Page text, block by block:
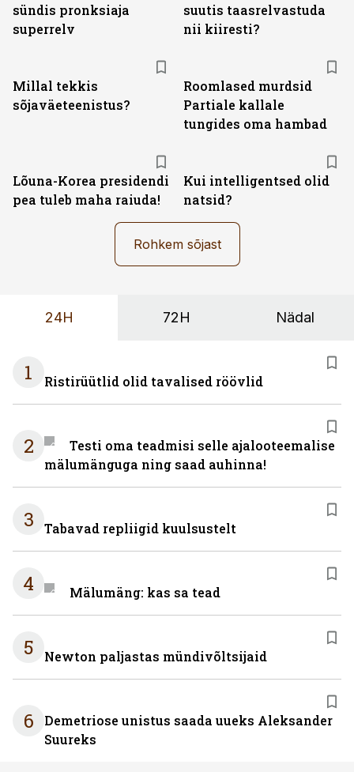
sündis pronksiaja
superrelv
suutis taasrelvastuda
nii kiiresti?
Millal tekkis
sõjaväeteenistus?
Roomlased murdsid
Partiale kallale
tungides oma hambad
Lõuna-Korea presidendi
pea tuleb maha raiuda!
Kui intelligentsed olid
natsid?
Rohkem sõjast
24H 72H Nädal
1 Ristirüütlid olid tavalised röövlid
2
Testi oma teadmisi selle ajalooteemalise
mälumänguga ning saad auhinna!
3 Tabavad repliigid kuulsustelt
4 Mälumäng: kas sa tead
5 Newton paljastas mündivõltsijaid
6
Demetriose unistus saada uueks Aleksander
Suureks